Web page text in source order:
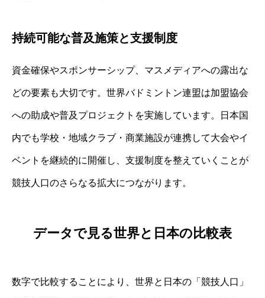
持続可能な普及施策と支援制度
資金確保やスポンサーシップ、マスメディアへの露出な
どの要素も大切です。世界バドミントン連盟は加盟協会
への助成や普及プロジェクトを実施しています。日本国
内でも学校・地域クラブ・商業施設が連携して大会やイ
ベントを継続的に開催し、支援制度を整えていくことが
競技人口のさらなる拡大につながります。
データで見る世界と日本の比較表
数字で比較することにより、世界と日本の「競技人口」